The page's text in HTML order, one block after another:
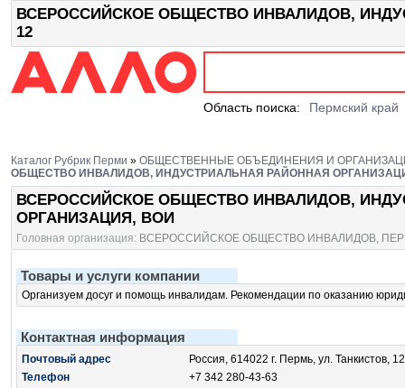
ВСЕРОССИЙСКОЕ ОБЩЕСТВО ИНВАЛИДОВ,
12
Область поиска: Пермский край
Каталог Рубрик Перми » ОБЩЕСТВЕННЫЕ ОБЪЕДИНЕНИЯ И
ОБЩЕСТВО ИНВАЛИДОВ, ИНДУСТРИАЛЬНАЯ РАЙОННАЯ
ВСЕРОССИЙСКОЕ ОБЩЕСТВО ИНВАЛИДОВ,
ОРГАНИЗАЦИЯ, ВОИ
Головная организация: ВСЕРОССИЙСКОЕ ОБЩЕСТВО ИНВАЛИДОВ,
Товары и услуги компании
Организуем досуг и помощь инвалидам. Рекомендации по оказанию
Контактная информация
Почтовый адрес
Россия, 614022 г. Пермь, ул. Танкистов, 12
Телефон
+7 342 280-43-63